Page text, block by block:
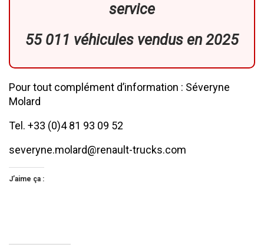
service
55 011 véhicules vendus en 2025
Pour tout complément d’information : Séveryne
Molard
Tel. +33 (0)4 81 93 09 52
severyne.molard@renault-trucks.com
J’aime ça :